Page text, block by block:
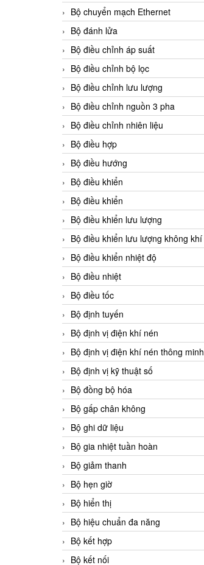
Bộ chuyển mạch Ethernet
Bộ đánh lửa
Bộ điều chỉnh áp suất
Bộ điều chỉnh bộ lọc
Bộ điều chỉnh lưu lượng
Bộ điều chỉnh nguồn 3 pha
Bộ điều chỉnh nhiên liệu
Bộ điều hợp
Bộ điều hướng
Bộ điều khiển
Bộ điều khiển
Bộ điều khiển lưu lượng
Bộ điều khiển lưu lượng không khí
Bộ điều khiển nhiệt độ
Bộ điều nhiệt
Bộ điều tốc
Bộ định tuyến
Bộ định vị điện khí nén
Bộ định vị điện khí nén thông minh
Bộ định vị kỹ thuật số
Bộ đồng bộ hóa
Bộ gấp chân không
Bộ ghi dữ liệu
Bộ gia nhiệt tuần hoàn
Bộ giảm thanh
Bộ hẹn giờ
Bộ hiển thị
Bộ hiệu chuẩn đa năng
Bộ kết hợp
Bộ kết nối